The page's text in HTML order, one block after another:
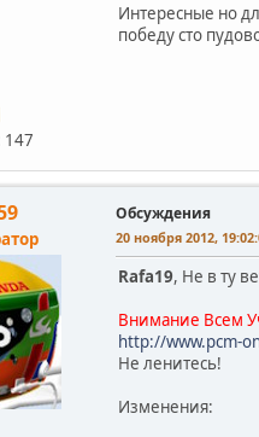
Интересные но
победу сто
Обсуждения
20 ноября 2012,
Rafa19, Не в ту
Внимание Всем
http://www.pcm-
Не ленитесь!
Изменения: